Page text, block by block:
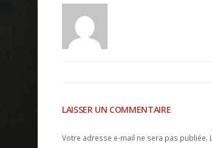
LAISSER UN COMMENTAIRE
Votre adresse e-mail ne sera pas publiée.